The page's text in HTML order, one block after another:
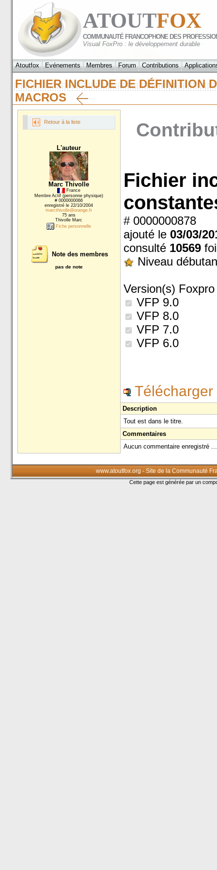
ATOUTFOX
COMMUNAUTÉ FRANCOPHONE DES
Visual FoxPro : le développement durable
Atoutfox Evénements Membres Forum Contributions
FICHIER INCLUDE DE DÉFINITION
MACROS
Retour à la liste
L'auteur
Marc Thivolle
France
Membre Actif (personne physique)
# 0000000066
enregistré le 22/10/2004
marcthivolle@orange.fr
75 ans
Thivolle Marc
Fiche personnelle
Note des membres
pas de note
Fichier
# 0000000878
ajouté le 03/03/
consulté 10569
Niveau
Version(s)
VFP 9.0
VFP 8.0
VFP 7.0
VFP 6.0
Télécharger
Description
Tout est dans le titre.
Commentaires
Aucun commentaire enregistré ...
www.atoutfox.org - Site de la Communauté
Cette page est générée par un